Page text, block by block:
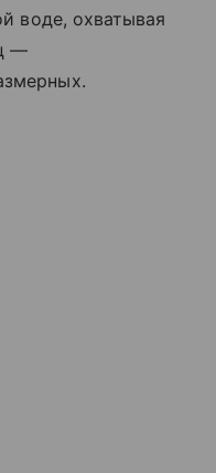
воде, охватывая
—